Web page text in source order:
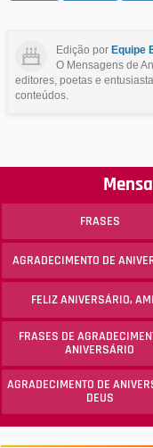
Edição por Equipe
O Mensagens de
editores, poetas e
conteúdos.
FRASES
AGRADECIMENTO DE
FELIZ ANIVERSÁRIO,
FRASES DE
ANIVERSÁRIO
AGRADECIMENTO DE
DEUS